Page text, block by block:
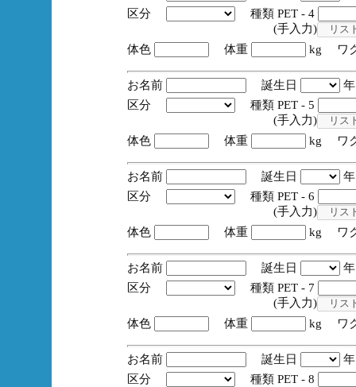
区分
種類 PET - 4
(手入力)
体色
体重 kg ワ
お名前 誕生日
区分
種類 PET - 5
(手入力)
体色
体重 kg ワ
お名前 誕生日
区分
種類 PET - 6
(手入力)
体色
体重 kg ワ
お名前 誕生日
区分
種類 PET - 7
(手入力)
体色
体重 kg ワ
お名前 誕生日
区分
種類 PET - 8